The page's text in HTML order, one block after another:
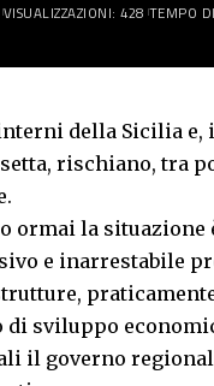
VISUALIZZAZIONI: 428 TEMPO
della Sicilia e,
rischiano, tra
ormai la situazione
e inarrestabile
di sviluppo
il governo